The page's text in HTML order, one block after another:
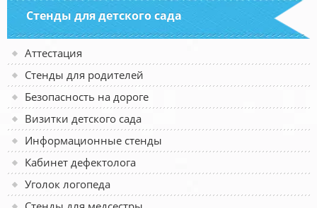
Стенды для детского сада
Аттестация
Стенды для родителей
Безопасность на дороге
Визитки детского сада
Информационные стенды
Кабинет дефектолога
Уголок логопеда